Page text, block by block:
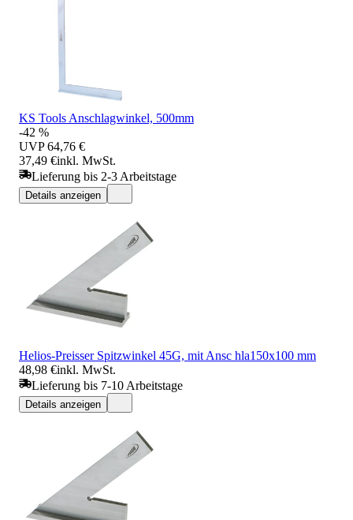
KS Tools Anschlagwinkel, 500mm
-42 %
UVP 64,76 €
37,49 €inkl. MwSt.
Lieferung bis 2-3 Arbeitstage
Details anzeigen
Helios-Preisser Spitzwinkel 45G, mit Ansc hla150x100 mm
48,98 €inkl. MwSt.
Lieferung bis 7-10 Arbeitstage
Details anzeigen